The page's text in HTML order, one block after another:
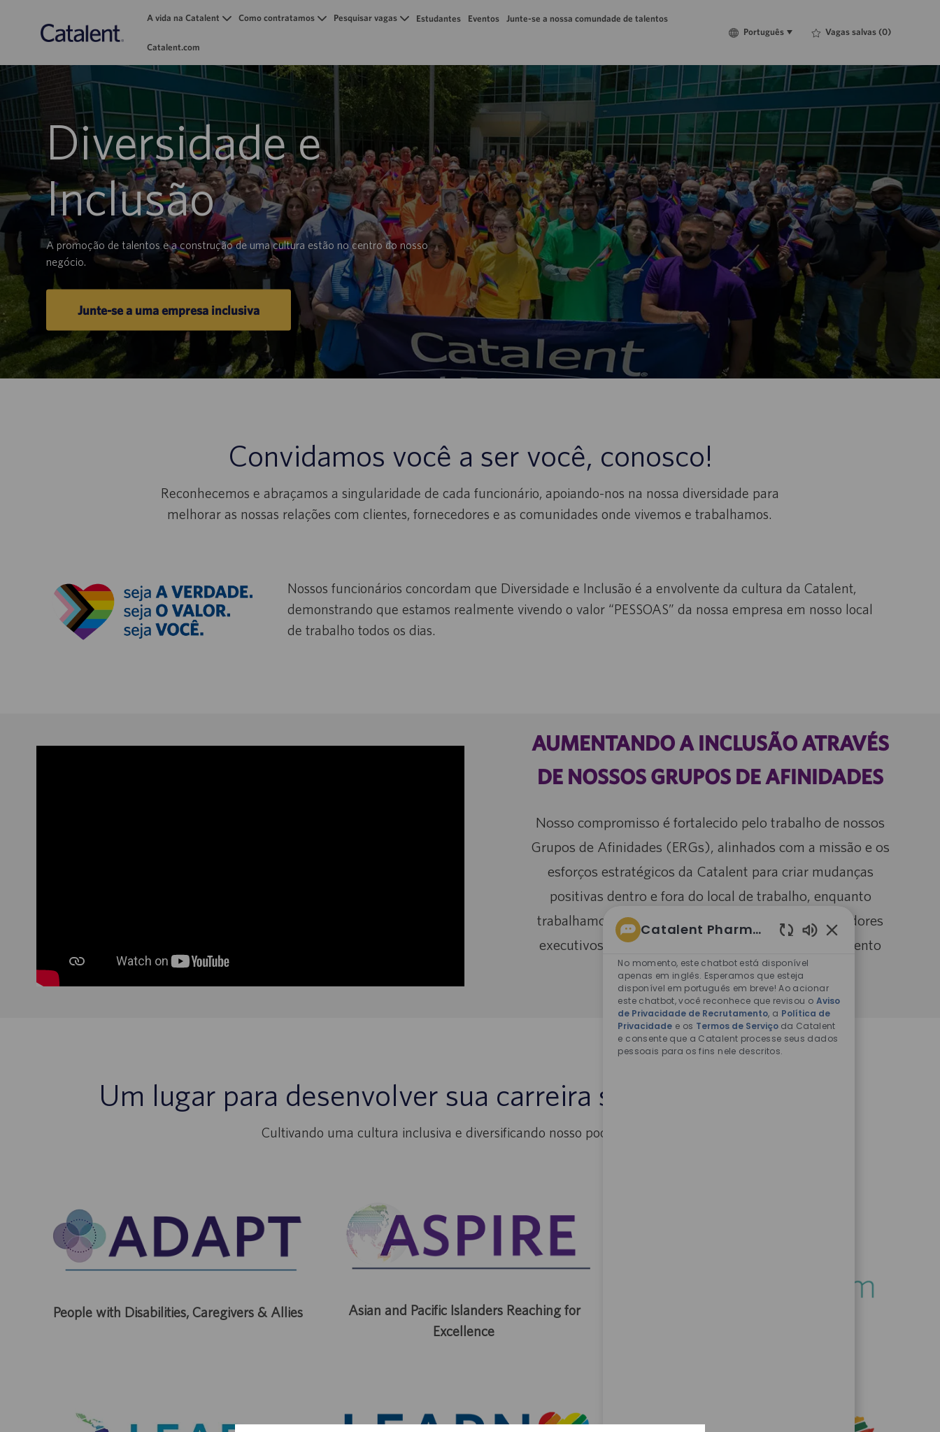
A vida na Catalent Como contratamos Pesquisar vagas Estudantes Eventos Junte-se a nossa comundade de talentos
Catalent.com
Language
Português
Português Vagas salvas (0)
Diversidade e
Inclusão
A promoção de talentos e a construção de uma cultura estão no centro do nosso
negócio.
Junte-se a uma empresa inclusiva
Convidamos você a ser você, conosco!
Reconhecemos e abraçamos a singularidade de cada funcionário, apoiando-nos na nossa diversidade para
melhorar as nossas relações com clientes, fornecedores e as comunidades onde vivemos e trabalhamos.
Nossos funcionários concordam que Diversidade e Inclusão é a envolvente da cultura da Catalent,
demonstrando que estamos realmente vivendo o valor “PESSOAS” da nossa empresa em nosso local
de trabalho todos os dias.
AUMENTANDO A INCLUSÃO ATRAVÉS
DE NOSSOS GRUPOS DE AFINIDADES
Nosso compromisso é fortalecido pelo trabalho de nossos
Grupos de Afinidades (ERGs), alinhados com a missão e os
esforços estratégicos da Catalent para criar mudanças
positivas dentro e fora do local de trabalho, enquanto
trabalhamos em estreita colaboração com patrocinadores
executivos para promover uma cultura de pertencimento
ainda mais forte.
Um lugar para desenvolver sua carreira sendo você mesmo
Cultivando uma cultura inclusiva e diversificando nosso pool de talentos
People with Disabilities, Caregivers & Allies
Asian and Pacific Islanders Reaching for
Excellence
Catalent Pharma Solutions
de
chatbot
ativados
No momento, este chatbot está disponível
apenas em inglês. Esperamos que esteja
disponível em português em breve! Ao acionar
este chatbot, você reconhece que revisou o Aviso
de Privacidade de Recrutamento, a Política de
Privacidade e os Termos de Serviçoda Catalent
e consente que a Catalent processe seus dados
pessoais para os fins nele descritos.